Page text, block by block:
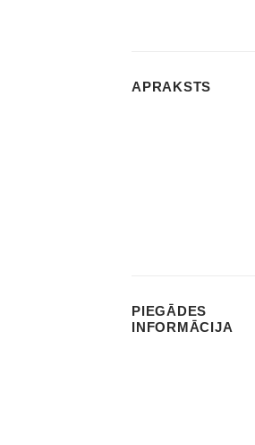
APRAKSTS
PIEGĀDES
INFORMĀCIJA